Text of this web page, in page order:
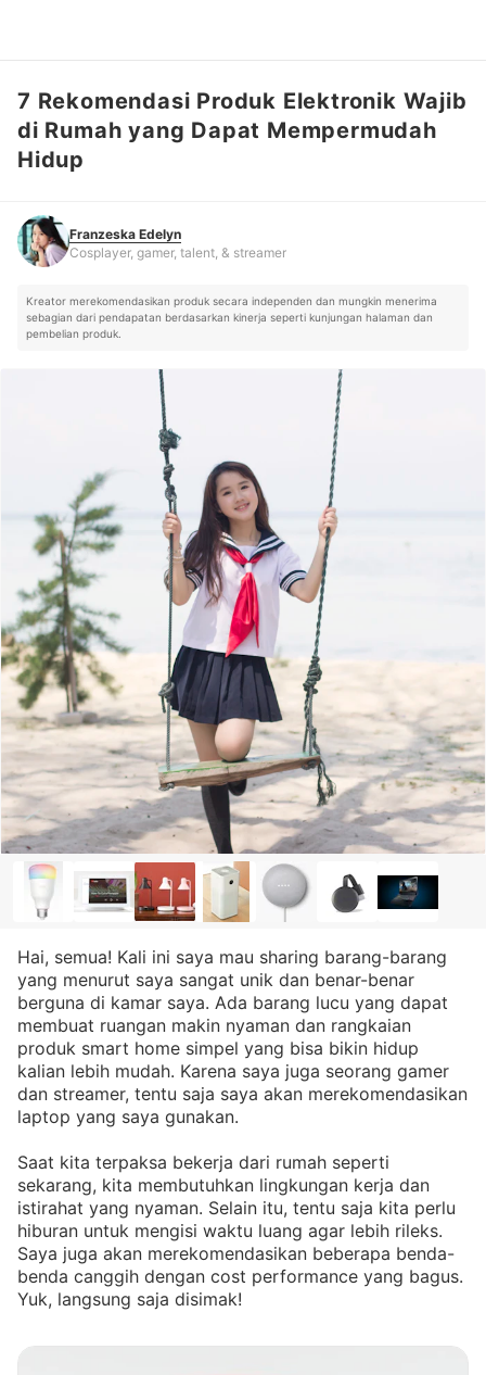
Franzeska Edelyn
7 Rekomendasi Produk Elektronik Wajib
di Rumah yang Dapat Mempermudah
Hidup
Franzeska Edelyn
Cosplayer, gamer, talent, & streamer
Kreator merekomendasikan produk secara independen dan mungkin menerima
sebagian dari pendapatan berdasarkan kinerja seperti kunjungan halaman dan
pembelian produk.
Hai, semua! Kali ini saya mau sharing barang-barang
yang menurut saya sangat unik dan benar-benar
berguna di kamar saya. Ada barang lucu yang dapat
membuat ruangan makin nyaman dan rangkaian
produk smart home simpel yang bisa bikin hidup
kalian lebih mudah. Karena saya juga seorang gamer
dan streamer, tentu saja saya akan merekomendasikan
laptop yang saya gunakan.
Saat kita terpaksa bekerja dari rumah seperti
sekarang, kita membutuhkan lingkungan kerja dan
istirahat yang nyaman. Selain itu, tentu saja kita perlu
hiburan untuk mengisi waktu luang agar lebih rileks.
Saya juga akan merekomendasikan beberapa benda-
benda canggih dengan cost performance yang bagus.
Yuk, langsung saja disimak!